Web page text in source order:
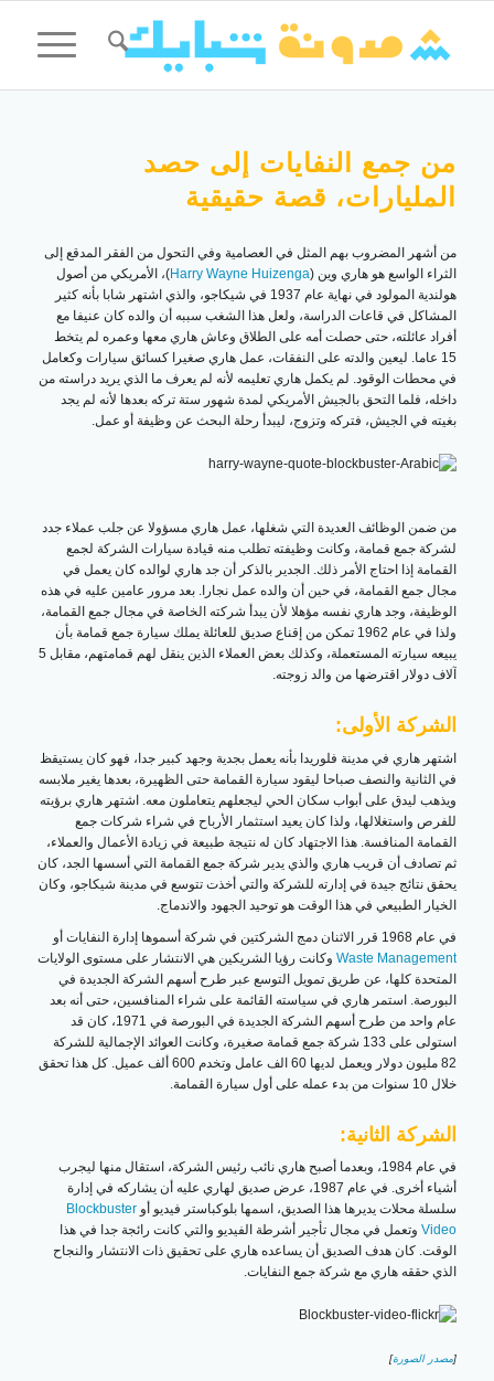
من جمع النفايات إلى حصد
المليارات، قصة حقيقية
من أشهر المضروب بهم المثل في العصامية وفي التحول من الفقر المدقع إلى
الثراء الواسع هو هاري وين (Harry Wayne Huizenga)، الأمريكي من أصول
هولندية المولود في نهاية عام 1937 في شيكاجو، والذي اشتهر شابا بأنه كثير
المشاكل في قاعات الدراسة، ولعل هذا الشغب سببه أن والده كان عنيفا مع
أفراد عائلته، حتى حصلت أمه على الطلاق وعاش هاري معها وعمره لم يتخط
15 عاما. ليعين والدته على النفقات، عمل هاري صغيرا كسائق سيارات وكعامل
في محطات الوقود. لم يكمل هاري تعليمه لأنه لم يعرف ما الذي يريد دراسته من
داخله، فلما التحق بالجيش الأمريكي لمدة شهور ستة تركه بعدها لأنه لم يجد
بغيته في الجيش، فتركه وتزوج، ليبدأ رحلة البحث عن وظيفة أو عمل.
من ضمن الوظائف العديدة التي شغلها، عمل هاري مسؤولا عن جلب عملاء جدد
لشركة جمع قمامة، وكانت وظيفته تطلب منه قيادة سيارات الشركة لجمع
القمامة إذا احتاج الأمر ذلك. الجدير بالذكر أن جد هاري لوالده كان يعمل في
مجال جمع القمامة، في حين أن والده عمل نجارا. بعد مرور عامين عليه في هذه
الوظيفة، وجد هاري نفسه مؤهلا لأن يبدأ شركته الخاصة في مجال جمع القمامة،
ولذا في عام 1962 تمكن من إقناع صديق للعائلة يملك سيارة جمع قمامة بأن
يبيعه سيارته المستعملة، وكذلك بعض العملاء الذين ينقل لهم قمامتهم، مقابل 5
آلاف دولار اقترضها من والد زوجته.
الشركة الأولى:
اشتهر هاري في مدينة فلوريدا بأنه يعمل بجدية وجهد كبير جدا، فهو كان يستيقظ
في الثانية والنصف صباحا ليقود سيارة القمامة حتى الظهيرة، بعدها يغير ملابسه
ويذهب ليدق على أبواب سكان الحي ليجعلهم يتعاملون معه. اشتهر هاري برؤيته
للفرص واستغلالها، ولذا كان يعيد استثمار الأرباح في شراء شركات جمع
القمامة المنافسة. هذا الاجتهاد كان له نتيجة طبيعة في زيادة الأعمال والعملاء،
ثم تصادف أن قريب هاري والذي يدير شركة جمع القمامة التي أسسها الجد، كان
يحقق نتائج جيدة في إدارته للشركة والتي أخذت تتوسع في مدينة شيكاجو، وكان
الخيار الطبيعي في هذا الوقت هو توحيد الجهود والاندماج.
في عام 1968 قرر الاثنان دمج الشركتين في شركة أسموها إدارة النفايات أو
Waste Managementوكانت رؤيا الشريكين هي الانتشار على مستوى الولايات
المتحدة كلها، عن طريق تمويل التوسع عبر طرح أسهم الشركة الجديدة في
البورصة. استمر هاري في سياسته القائمة على شراء المنافسين، حتى أنه بعد
عام واحد من طرح أسهم الشركة الجديدة في البورصة في 1971، كان قد
استولى على 133 شركة جمع قمامة صغيرة، وكانت العوائد الإجمالية للشركة
82 مليون دولار ويعمل لديها 60 الف عامل وتخدم 600 ألف عميل. كل هذا تحقق
خلال 10 سنوات من بدء عمله على أول سيارة القمامة.
الشركة الثانية:
في عام 1984، وبعدما أصبح هاري نائب رئيس الشركة، استقال منها ليجرب
أشياء أخرى. في عام 1987، عرض صديق لهاري عليه أن يشاركه في إدارة
سلسلة محلات يديرها هذا الصديق، اسمها بلوكباستر فيديو أو Blockbuster
Videoوتعمل في مجال تأجير أشرطة الفيديو والتي كانت رائجة جدا في هذا
الوقت. كان هدف الصديق أن يساعده هاري على تحقيق ذات الانتشار والنجاح
الذي حققه هاري مع شركة جمع النفايات.
[مصدر الصورة]